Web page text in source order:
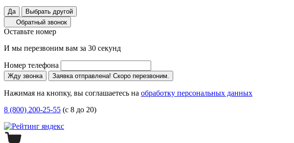
Да
Выбрать другой
Обратный звонок
Оставьте номер
И мы перезвоним вам за 30 секунд
Номер телефона
Жду звонка Заявка отправлена! Скоро перезвоним.
Нажимая на кнопку, вы соглашаетесь на обработку персональных данных
8 (800) 200-25-55 (с 8 до 20)